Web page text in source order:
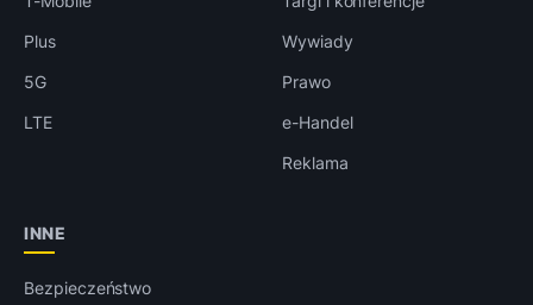
Plus
5G
LTE
Wywiady
Prawo
e-Handel
Reklama
INNE
Bezpieczeństwo